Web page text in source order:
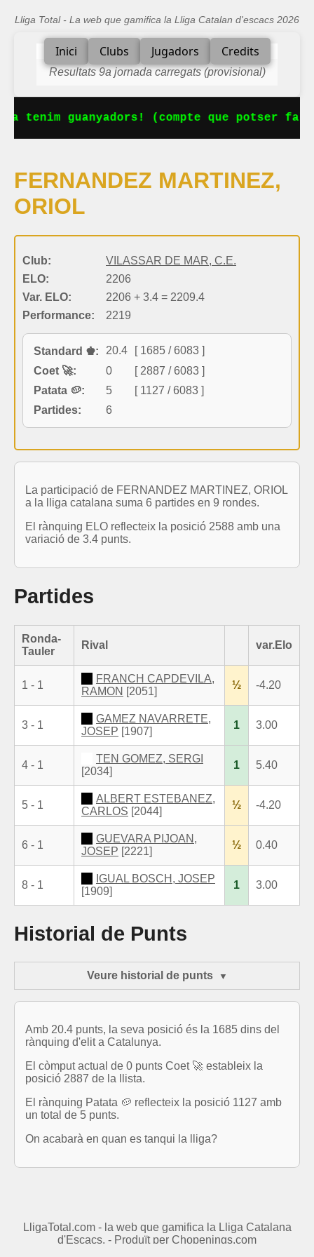
Lliga Total - La web que gamifica la Lliga Catalan d'escacs 2026
Inici Clubs Jugadors Credits
Resultats 9a jornada carregats (provisional)
tenim guanyadors! (compte que potser
FERNANDEZ MARTINEZ,
ORIOL
Club:
VILASSAR DE MAR, C.E.
ELO:
2206
Var. ELO:
2206 + 3.4 = 2209.4
Performance:
2219
Standard ♚: 20.4
[ 1685 / 6083 ]
Coet 🚀:
0
[ 2887 / 6083 ]
Patata 🥔:
5
[ 1127 / 6083 ]
Partides:
6
La participació de FERNANDEZ MARTINEZ, ORIOL
a la lliga catalana suma 6 partides en 9 rondes.
El rànquing ELO reflecteix la posició 2588 amb una
variació de 3.4 punts.
Partides
Ronda-
Tauler
Rival var.Elo
1 - 1
FRANCH CAPDEVILA,
RAMON [2051]
½ -4.20
3 - 1
GAMEZ NAVARRETE,
JOSEP [1907]
1 3.00
4 - 1
TEN GOMEZ, SERGI
[2034]
1 5.40
5 - 1
ALBERT ESTEBANEZ,
CARLOS [2044]
½ -4.20
6 - 1
GUEVARA PIJOAN,
JOSEP [2221]
½ 0.40
8 - 1
IGUAL BOSCH, JOSEP
[1909]
1 3.00
Historial de Punts
Veure historial de punts
Amb 20.4 punts, la seva posició és la 1685 dins del
rànquing d'elit a Catalunya.
El còmput actual de 0 punts Coet 🚀 estableix la
posició 2887 de la llista.
El rànquing Patata 🥔 reflecteix la posició 1127 amb
un total de 5 punts.
On acabarà en quan es tanqui la lliga?
LligaTotal.com - la web que gamifica la Lliga Catalana
d'Escacs. - Produït per Chopenings.com